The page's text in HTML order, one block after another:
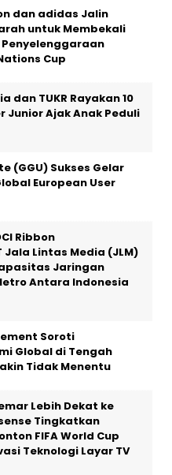
Cup
dan TUKR Rayakan 10
(GGU) Sukses Gelar
Ribbon
Jaringan
Antara Indonesia
Soroti
Tidak Menentu
Lebih Dekat ke
FIFA World Cup
Teknologi Layar TV
the Pooh Disney